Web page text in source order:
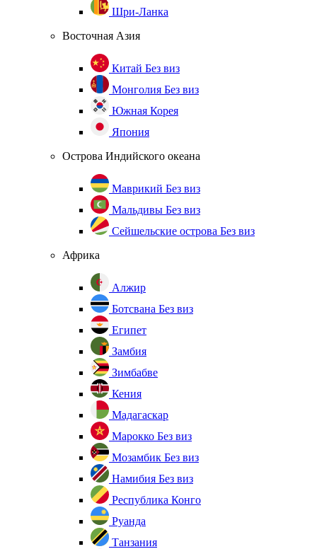
Шри-Ланка
Восточная Азия
Китай Без виз
Монголия Без виз
Южная Корея
Япония
Острова Индийского океана
Маврикий Без виз
Мальдивы Без виз
Сейшельские острова Без виз
Африка
Алжир
Ботсвана Без виз
Египет
Замбия
Зимбабве
Кения
Мадагаскар
Марокко Без виз
Мозамбик Без виз
Намибия Без виз
Республика Конго
Руанда
Танзания